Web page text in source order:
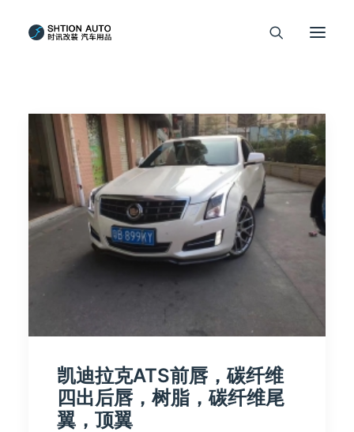
凯迪拉克ATS前唇，碳纤维
四出后唇，树脂，碳纤维尾
翼，顶翼